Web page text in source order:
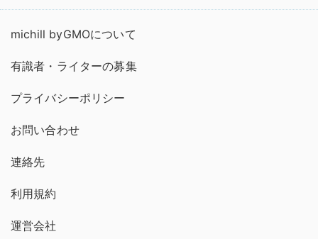
michill byGMOについて
有識者・ライターの募集
プライバシーポリシー
お問い合わせ
連絡先
利用規約
運営会社